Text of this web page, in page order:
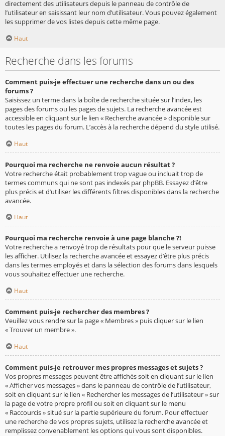
directement des utilisateurs depuis le panneau de contrôle de
l’utilisateur en saisissant leur nom d’utilisateur. Vous pouvez également
les supprimer de vos listes depuis cette même page.
Haut
Recherche dans les forums
Comment puis-je effectuer une recherche dans un ou des
forums ?
Saisissez un terme dans la boîte de recherche située sur l’index, les
pages des forums ou les pages de sujets. La recherche avancée est
accessible en cliquant sur le lien « Recherche avancée » disponible sur
toutes les pages du forum. L’accès à la recherche dépend du style utilisé.
Haut
Pourquoi ma recherche ne renvoie aucun résultat ?
Votre recherche était probablement trop vague ou incluait trop de
termes communs qui ne sont pas indexés par phpBB. Essayez d’être
plus précis et d’utiliser les différents filtres disponibles dans la recherche
avancée.
Haut
Pourquoi ma recherche renvoie à une page blanche ?!
Votre recherche a renvoyé trop de résultats pour que le serveur puisse
les afficher. Utilisez la recherche avancée et essayez d’être plus précis
dans les termes employés et dans la sélection des forums dans lesquels
vous souhaitez effectuer une recherche.
Haut
Comment puis-je rechercher des membres ?
Veuillez vous rendre sur la page « Membres » puis cliquer sur le lien
« Trouver un membre ».
Haut
Comment puis-je retrouver mes propres messages et sujets ?
Vos propres messages peuvent être affichés soit en cliquant sur le lien
« Afficher vos messages » dans le panneau de contrôle de l’utilisateur,
soit en cliquant sur le lien « Rechercher les messages de l’utilisateur » sur
la page de votre propre profil ou soit en cliquant sur le menu
« Raccourcis » situé sur la partie supérieure du forum. Pour effectuer
une recherche de vos propres sujets, utilisez la recherche avancée et
remplissez convenablement les options qui vous sont disponibles.